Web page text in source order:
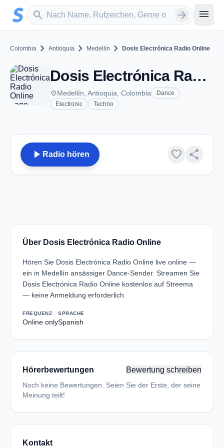
Zum Hauptinhalt springen
search
Sender suchen arrow_forward menu
Colombia chevron_right Antioquia chevron_right Medellín chevron_right Dosis Electrónica Radio Online
Dosis Electrónica Radio Online - Medellín
placeMedellín, Antioquia, Colombia
Dance
Electronic
Techno
play_arrow Radio hören favorite share
Über Dosis Electrónica Radio Online
Hören Sie Dosis Electrónica Radio Online live online —
ein in Medellín ansässiger Dance-Sender. Streamen Sie
Dosis Electrónica Radio Online kostenlos auf Streema
— keine Anmeldung erforderlich.
FREQUENZ
Online only
SPRACHE
Spanish
Hörerbewertungen Bewertung schreiben
Noch keine Bewertungen. Seien Sie der Erste, der seine
Meinung teilt!
Kontakt